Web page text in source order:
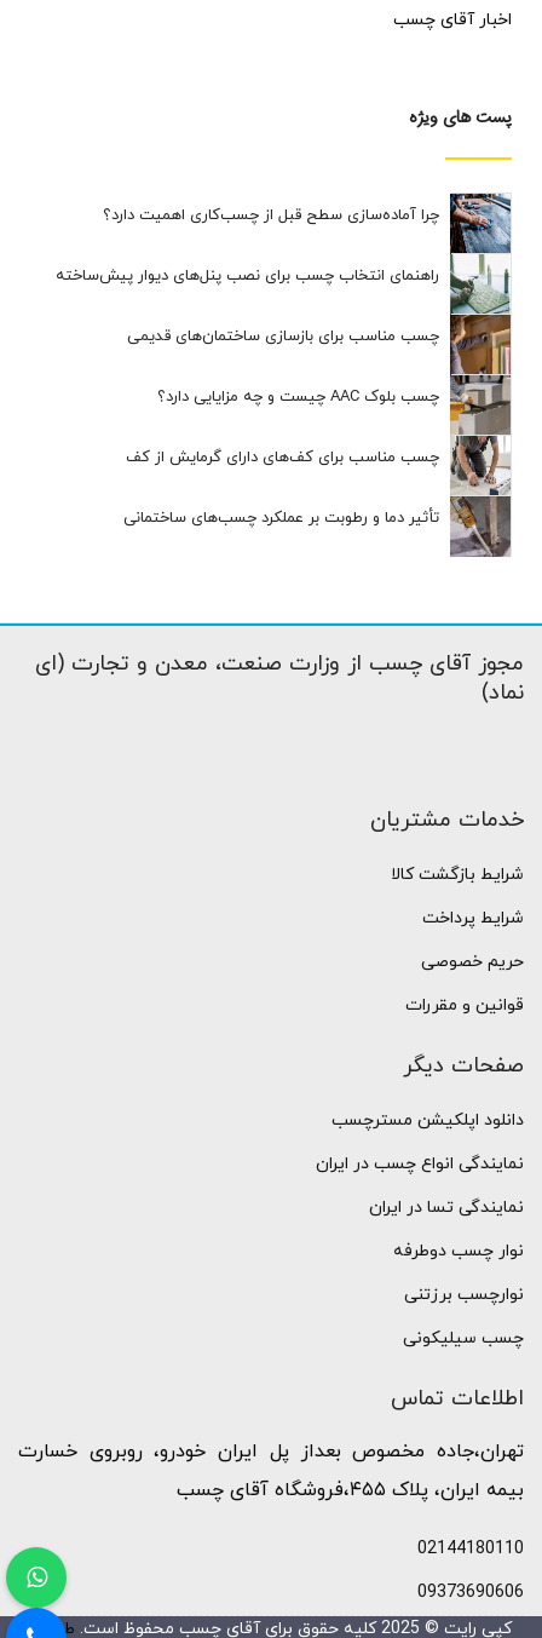
اخبار آقای چسب
پست های ویژه
چرا آماده‌سازی سطح قبل از چسب‌کاری اهمیت دارد؟
راهنمای انتخاب چسب برای نصب پنل‌های دیوار پیش‌ساخته
چسب مناسب برای بازسازی ساختمان‌های قدیمی
چسب بلوک AAC چیست و چه مزایایی دارد؟
چسب مناسب برای کف‌های دارای گرمایش از کف
تأثیر دما و رطوبت بر عملکرد چسب‌های ساختمانی
مجوز آقای چسب از وزارت صنعت، معدن و تجارت (ای
نماد)
خدمات مشتریان
شرایط بازگشت کالا
شرایط پرداخت
حریم خصوصی
قوانین و مقررات
صفحات دیگر
دانلود اپلکیشن مسترچسب
نمایندگی انواع چسب در ایران
نمایندگی تسا در ایران
نوار چسب دوطرفه
نوارچسب برزتنی
چسب سیلیکونی
اطلاعات تماس
تهران،جاده مخصوص بعداز پل ایران خودرو، روبروی خسارت
بیمه ایران، پلاک ۴۵۵،فروشگاه آقای چسب
02144180110
09373690606
کپی رایت © 2025 کلیه حقوق برای آقای چسب محفوظ است.
طراحی